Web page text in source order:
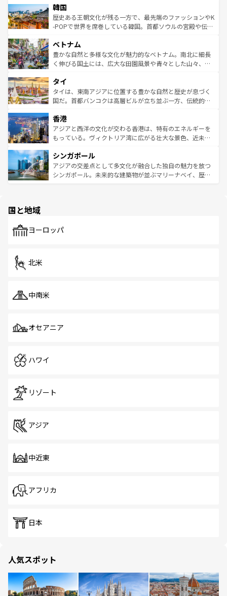
はコンテンツ一覧
いる。アクティビティも充実しており、サーフィンやダイ
ビング、ハイキングなど、アウトドア好きにはたまらな
い。オーストラリアの多彩な魅力を存分に味わいつくそ
参照してほしい。
ン）、静ひつな山岳地帯である台湾東部など、都市の喧騒
と山間の静けさが共存しており、訪れる人に新しい発見と
驚きをもたらしてくれる。また、奥深い台湾の食文化も魅
容にもいいと評判のスイーツなど、バラエティ豊かな料理
が味わえる。 なお、新着の台湾情報は コンテンツ一覧を参
照してほしい。
韓国
歴史ある王朝文化が残る一方で、最先端のファッションやK
-POPで世界を席巻している韓国。首都ソウルの宮殿や伝統
き、地方に足を延ばせば四季折々の自然美を楽しむことが
できる。そして、キムチや焼肉、絶品のストリートフード
まで、さまざまな韓国料理が待っている。夜には、韓国な
リティに包まれながら、韓国の多彩な魅力を心ゆくまで味
わってみてほしい。 なお、新着の韓国情報はコンテンツ一
覧を参照してほしい。
ベトナム
豊かな自然と多様な文化が魅力的なベトナム。南北に細長
く伸びる国土には、広大な田園風景や青々とした山々、世
急速な発展と共に伝統が息づく。ハノイの古い町並みやホ
ーチミン市のフランス統治時代の建物も、独特の雰囲気を
醸し出している。また、バラエティの豊かさとおいしさで
とつ。フォーやバインミー、ベトナムコーヒーなどは、ぜ
ひ現地で味わいたい。どの地域を訪れてもあたたかい人々
が旅行者を迎えてくれるので、きっと忘れられない旅にな
参照してほしい。
タイ
タイは、東南アジアに位置する豊かな自然と歴史が息づく
国だ。首都バンコクは高層ビルが立ち並ぶ一方、伝統的な
の活気が交差している。北部ではチェンマイなどの山岳地
帯で自然と触れ合い、南部ではプーケットやクラビの美し
いビーチでリゾート気分を楽しむことができる。タイ料理
激する。気候は一年中温暖で、どの季節にも異なる楽しみ
が待っている。親しみやすいタイの人々、仏教を中心とし
た文化、そして多様な観光資源が、訪れる旅人を魅了し続
香港
アジアと西洋の文化が交わる香港は、特有のエネルギーを
もっている。ヴィクトリア湾に広がる壮大な景色、近未来
み、どこを訪れても感動するはず。観光スポットが密集し
ており、効率よく見どころを回れるのも魅力。息をのむよ
うな絶景から文化的な体験まで、香港を存分に楽しみ尽く
シンガポール
アジアの交差点として多文化が融合した独自の魅力を放つ
シンガポール。未来的な建築物が並ぶマリーナベイ、歴史
で、ホーカーズは地元の風情を楽しめる外せないスポット
国と地域
ヨーロッパ
北米
中南米
オセアニア
ハワイ
リゾート
アジア
中近東
アフリカ
日本
人気スポット